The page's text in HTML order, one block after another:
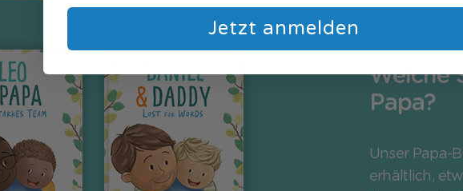
Welche
Papa?
Unser Papa-
erhältlich,
Jetzt anmelden